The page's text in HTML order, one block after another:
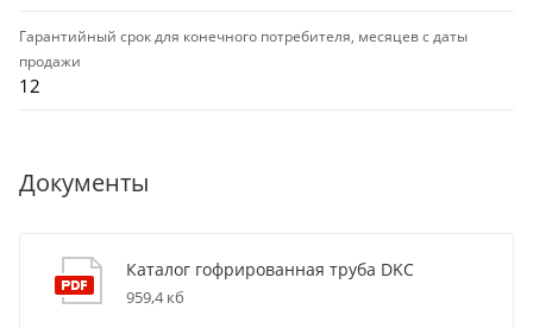
Гарантийный срок для конечного потребителя, месяцев с даты
продажи
12
Документы
Каталог гофрированная труба DKC
959,4 кб